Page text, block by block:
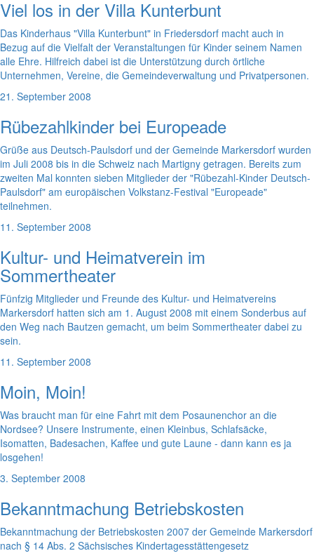
Viel los in der Villa Kunterbunt
Das Kinderhaus "Villa Kunterbunt" in Friedersdorf macht auch in
Bezug auf die Vielfalt der Veranstaltungen für Kinder seinem Namen
alle Ehre. Hilfreich dabei ist die Unterstützung durch örtliche
Unternehmen, Vereine, die Gemeindeverwaltung und Privatpersonen.
21. September 2008
Rübezahlkinder bei Europeade
Grüße aus Deutsch-Paulsdorf und der Gemeinde Markersdorf wurden
im Juli 2008 bis in die Schweiz nach Martigny getragen. Bereits zum
zweiten Mal konnten sieben Mitglieder der "Rübezahl-Kinder Deutsch-
Paulsdorf" am europäischen Volkstanz-Festival "Europeade"
teilnehmen.
11. September 2008
Kultur- und Heimatverein im
Sommertheater
Fünfzig Mitglieder und Freunde des Kultur- und Heimatvereins
Markersdorf hatten sich am 1. August 2008 mit einem Sonderbus auf
den Weg nach Bautzen gemacht, um beim Sommertheater dabei zu
sein.
11. September 2008
Moin, Moin!
Was braucht man für eine Fahrt mit dem Posaunenchor an die
Nordsee? Unsere Instrumente, einen Kleinbus, Schlafsäcke,
Isomatten, Badesachen, Kaffee und gute Laune - dann kann es ja
losgehen!
3. September 2008
Bekanntmachung Betriebskosten
Bekanntmachung der Betriebskosten 2007 der Gemeinde Markersdorf
nach § 14 Abs. 2 Sächsisches Kindertagesstättengesetz